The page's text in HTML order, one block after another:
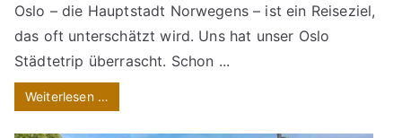
Oslo – die Hauptstadt Norwegens – ist ein Reiseziel,
das oft unterschätzt wird. Uns hat unser Oslo
Städtetrip überrascht. Schon ...
Weiterlesen …